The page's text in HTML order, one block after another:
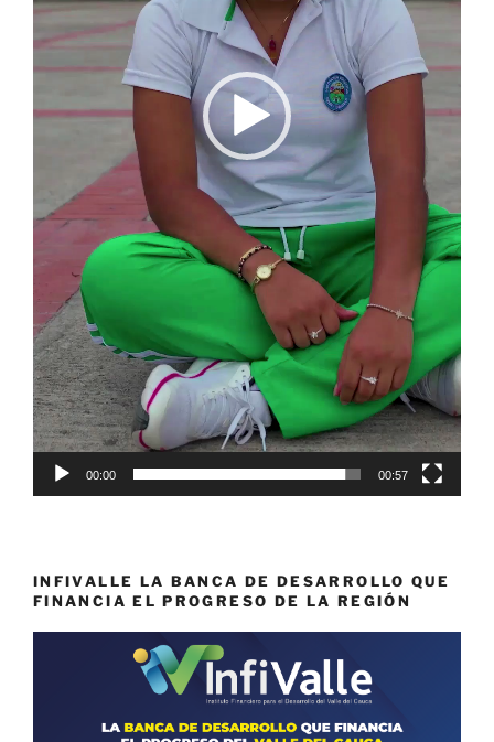
00:00 00:57
INFIVALLE LA BANCA DE DESARROLLO QUE
FINANCIA EL PROGRESO DE LA REGIÓN